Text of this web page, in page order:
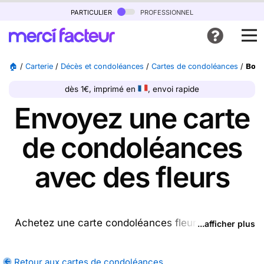
particulier professionnel
🏠 / Carterie / Décès et condoléances / Cartes de condoléances /
dès 1€, imprimé en , envoi rapide
Envoyez une carte
de condoléances
avec des fleurs
Achetez une carte condoléances fleurs ptrésente
...afficher plus